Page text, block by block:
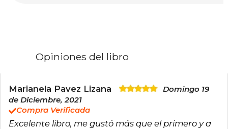
capacidad de crear mundos complejos y
contribución al género de fantasía juvenil.
Neoyorquina de nacimiento, en la actualidad
vive en Pensilvania con su marido y su perro, y
cuenta con una comunidad de más de treinta
mil seguidores en Twitter y Facebook.
Opiniones del libro
Marianela Pavez Lizana
Domingo 19
de Diciembre, 2021
Compra Verificada
Excelente libro, me gustó más que el primero y a